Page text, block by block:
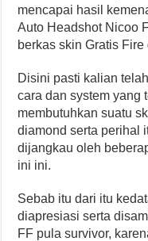
mencapai hasil
Auto Headshot Nicoo
berkas skin Gratis
Disini pasti kalian
cara dan system yang
membutuhkan suatu
diamond serta perihal
dijangkau oleh
ini ini.
Sebab itu dari itu
diapresiasi serta
FF pula survivor,